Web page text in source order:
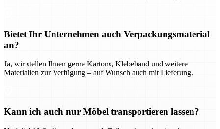
Bietet Ihr Unternehmen auch Verpackungsmaterial
an?
Ja, wir stellen Ihnen gerne Kartons, Klebeband und weitere
Materialien zur Verfügung – auf Wunsch auch mit Lieferung.
Kann ich auch nur Möbel transportieren lassen?